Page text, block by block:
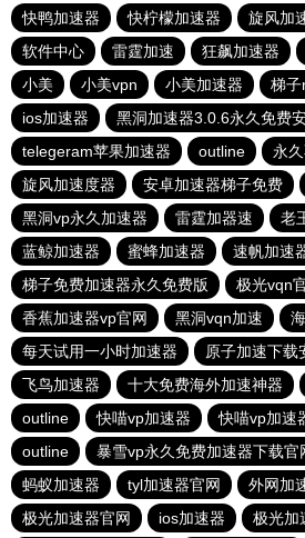
快鸭加速器
快柠檬加速器 旋风加
软件中心
雷霆加速 狂飙加速器
小美
小美vpn 小美加速器
梯
ios加速器
黑洞加速器3.0.6永久免费
telegeram苹果加速器
outline
永
旋风加速度器
安卓加速器梯子免费
黑洞vp永久加速器
雷霆加器速 老
蓝鲸加速器
蜜蜂加速器 速帆加速
梯子免费加速器永久免费版
极光vqn
香蕉加速器vp官网
黑洞vqn加速
每天试用一小时加速器
原子加速下载
飞鸟加速器
十大免费海外加速神器
outline
快喵vp加速器 快喵vp加速
outline
暴雪vp永久免费加速器下载官
蚂蚁加速器
tyl加速器官网
外网加
极光加速器官网
ios加速器 极光加